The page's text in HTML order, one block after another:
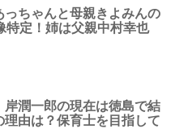
っちゃんと母親きよみんの
特定！姉は父親中村幸也
岸潤一郎の現在は徳島で結
理由は？保育士を目指して